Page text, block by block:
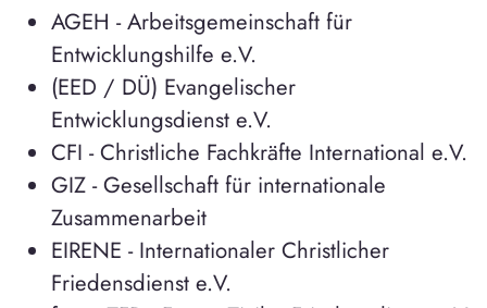
AGEH - Arbeitsgemeinschaft für
Entwicklungshilfe e.V.
(EED / DÜ) Evangelischer
Entwicklungsdienst e.V.
CFI - Christliche Fachkräfte International e.V.
GIZ - Gesellschaft für internationale
Zusammenarbeit
EIRENE - Internationaler Christlicher
Friedensdienst e.V.